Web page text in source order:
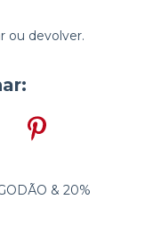
ou devolver.
& 20%